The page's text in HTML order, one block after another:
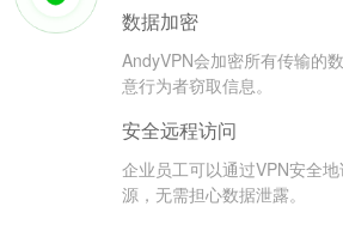
数据加密
AndyVPN会加密所有传输的
意行为者窃取信息。
安全远程访问
企业员工可以通过VPN安全
源，无需担心数据泄露。